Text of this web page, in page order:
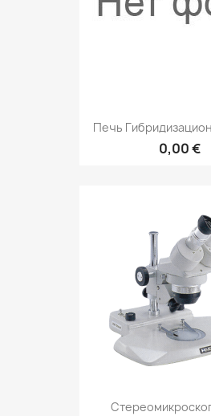
Печь
0,00 €